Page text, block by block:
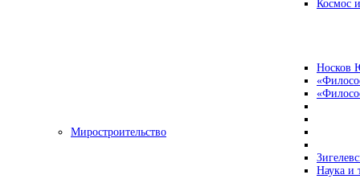
Космос
Носков
Миростроительство
Наука и